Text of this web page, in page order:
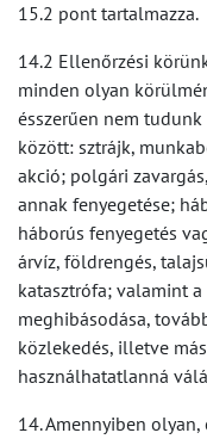
15.2 pont tartalmazza.
14.2 Ellenőrzési
minden olyan
ésszerűen nem
között: sztrájk,
akció; polgári
annak fenyegetése;
háborús fenyegetés
árvíz, földrengés,
katasztrófa; valamint
meghibásodása,
közlekedés, illetve
használhatatlanná
14. Amennyiben